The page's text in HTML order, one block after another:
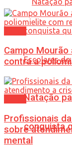
Natação
conquista
Campo Mourão
contra a
Profissionais
sobre
mental